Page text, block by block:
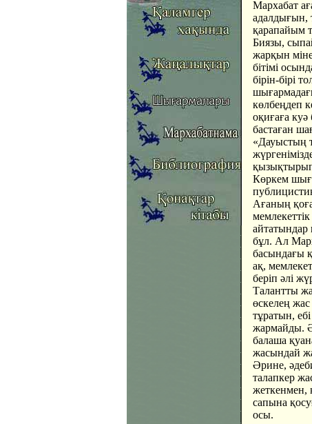
Мархабат
адалдығын,
қарапайым
Биязы,
жарқын
бітімі
бірін-бірі
көлбеңдеп
оқиғаға
бастаған
«Дауыстың
қызықтырып
Көркем
Ағаның
айтатындар
бұл. Ал
басындағы
ақ,
беріп әлі
Талантты
өскелең жас
тұратын,
жармайды.
балаша
жасындай
Әрине,
талапкер
жеткенмен,
сапына
осы.